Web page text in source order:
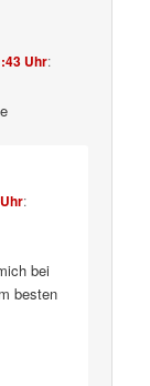
Uhr:
:
bei
besten